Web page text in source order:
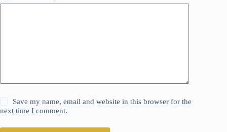
Save my name, email and website in this browser for the
next time I comment.